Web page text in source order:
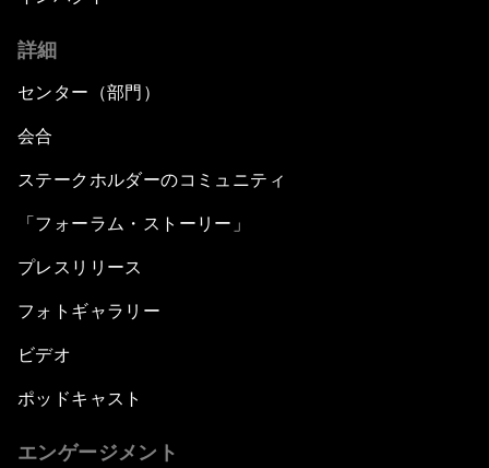
詳細
センター（部門）
会合
ステークホルダーのコミュニティ
「フォーラム・ストーリー」
プレスリリース
フォトギャラリー
ビデオ
ポッドキャスト
エンゲージメント